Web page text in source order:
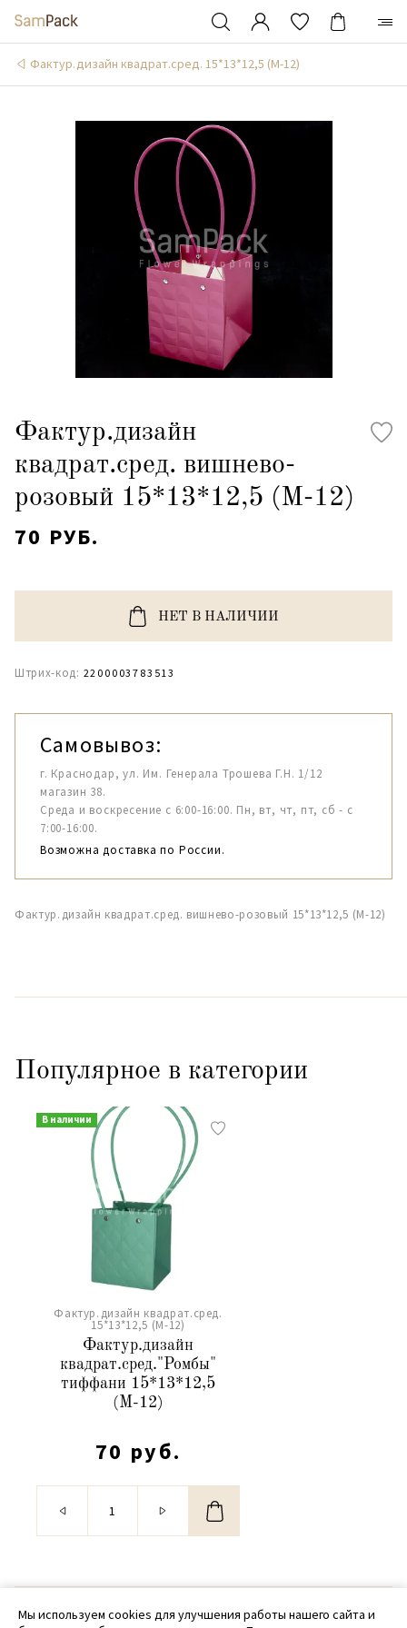
Фактур.дизайн квадрат.сред. 15*13*12,5 (М-12)
Фактур.дизайн
квадрат.сред. вишнево-
розовый 15*13*12,5 (М-12)
70 РУБ.
НЕТ В НАЛИЧИИ
Штрих-код: 2200003783513
Самовывоз:
г. Краснодар, ул. Им. Генерала Трошева Г.Н. 1/12
магазин 38.
Среда и воскресение с 6:00-16:00. Пн, вт, чт, пт, сб - с
7:00-16:00.
Возможна доставка по России.
Фактур.дизайн квадрат.сред. вишнево-розовый 15*13*12,5 (М-12)
Популярное в категории
В наличии
Фактур.дизайн квадрат.сред.
15*13*12,5 (М-12)
Фактур.дизайн
квадрат.сред."Ромбы"
тиффани 15*13*12,5
(М-12)
70 руб.
© 2020 - 2026 SamPack
Мы используем cookies для улучшения работы нашего сайта и